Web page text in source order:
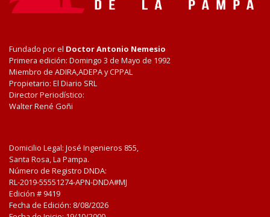
Fundado por el Doctor Antonio Nemesio
Primera edición: Domingo 3 de Mayo de 1992
Miembro de ADIRA,ADEPA y CPPAL
Propietario: El Diario SRL
Director Periodístico:
Walter René Goñi
Domicilio Legal: José Ingenieros 855,
Santa Rosa, La Pampa.
Número de Registro DNDA:
RL-2019-55551274-APN-DNDA#MJ
Edición # 9419
Fecha de Edición: 8/08/2026